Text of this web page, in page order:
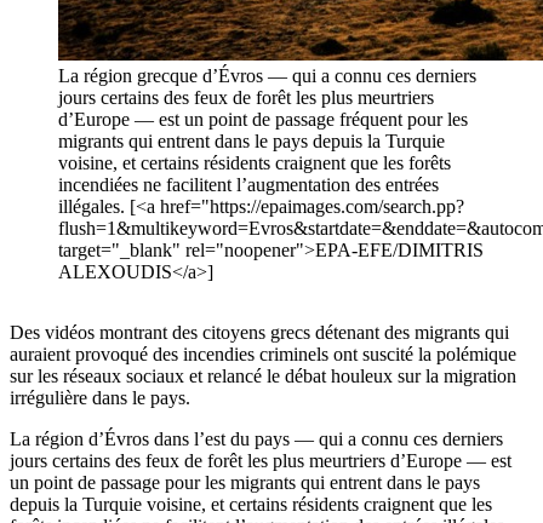
La région grecque d’Évros — qui a connu ces derniers
jours certains des feux de forêt les plus meurtriers
d’Europe — est un point de passage fréquent pour les
migrants qui entrent dans le pays depuis la Turquie
voisine, et certains résidents craignent que les forêts
incendiées ne facilitent l’augmentation des entrées
illégales. [<a href="https://epaimages.com/search.pp?
target="_blank" rel="noopener">EPA-EFE/DIMITRIS
ALEXOUDIS</a>]
Des vidéos montrant des citoyens grecs détenant des migrants qui
auraient provoqué des incendies criminels ont suscité la polémique
sur les réseaux sociaux et relancé le débat houleux sur la migration
irrégulière dans le pays.
La région d’Évros dans l’est du pays — qui a connu ces derniers
jours certains des feux de forêt les plus meurtriers d’Europe — est
un point de passage pour les migrants qui entrent dans le pays
depuis la Turquie voisine, et certains résidents craignent que les